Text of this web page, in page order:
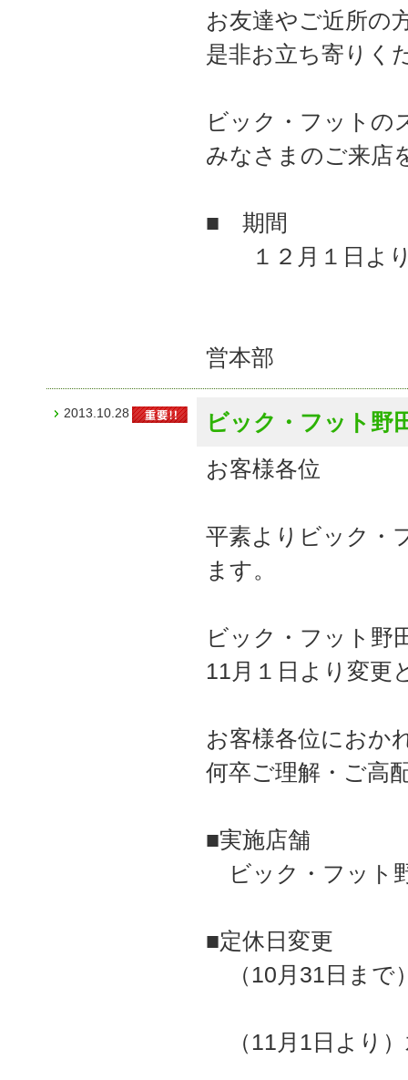
お友達やご近所の
是非お立ち寄りく
ビック・フットの
みなさまのご来店
■ 期間
１２月１日より
営本部
2013.10.28
ビック・フット野
お客様各位
平素よりビック・
ます。
ビック・フット野
11月１日より変更
お客様各位におか
何卒ご理解・ご高
■実施店舗
ビック・フット
■定休日変更
（10月31日まで
（11月1日より）